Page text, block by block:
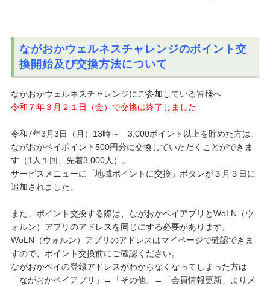
ながおかウェルネスチャレンジのポイント交
換開始及び交換方法について
ながおかウェルネスチャレンジにご参加している皆様へ
令和７年３月２１日（金）で交換は終了しました
令和7年3月3日（月）13時～ 3,000ポイント以上を貯めた方は、
ながおかペイポイント500円分に交換していただくことができま
す（1人１回、先着3,000人）。
サービスメニューに「地域ポイントに交換」ボタンが３月３日に
追加されました。
また、ポイント交換する際は、ながおかペイアプリとWoLN（ウ
ォルン）アプリのアドレスを同じにする必要があります。
WoLN（ウォルン）アプリのアドレスはマイページで確認できま
すので、ポイント交換前にご確認ください。
ながおかペイの登録アドレスがわからなくなってしまった方は
「ながおかペイアプリ」→「その他」→「会員情報更新」よりメ